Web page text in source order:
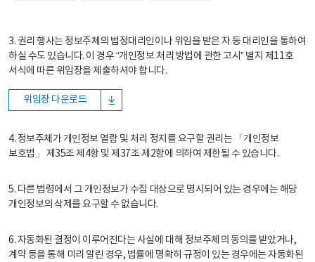
3. 권리 행사는 정보주체의 법정대리인이나 위임을 받은 자 등 대리인을 통하여
하실 수도 있습니다. 이 경우 “개인정보 처리 방법에 관한 고시” 별지 제11호
서식에 따른 위임장을 제출하셔야 합니다.
위임장 다운로드
4. 정보주체가 개인정보 열람 및 처리 정지를 요구할 권리는 「개인정보
보호법」 제35조 제4항 및 제37조 제2항에 의하여 제한될 수 있습니다.
5. 다른 법령에서 그 개인정보가 수집 대상으로 명시되어 있는 경우에는 해당
개인정보의 삭제를 요구할 수 없습니다.
6. 자동화된 결정이 이루어진다는 사실에 대해 정보주체의 동의를 받았거나,
계약 등을 통해 미리 알린 경우, 법률에 명확히 규정이 있는 경우에는 자동화된